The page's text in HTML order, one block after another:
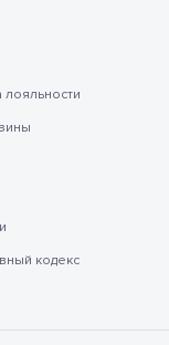
кодекс